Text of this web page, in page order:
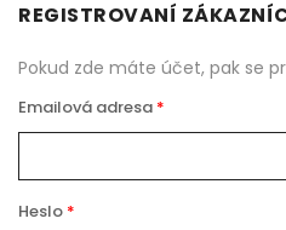
REGISTROVANÍ
Pokud zde máte účet, pak se
Emailová adresa
Heslo